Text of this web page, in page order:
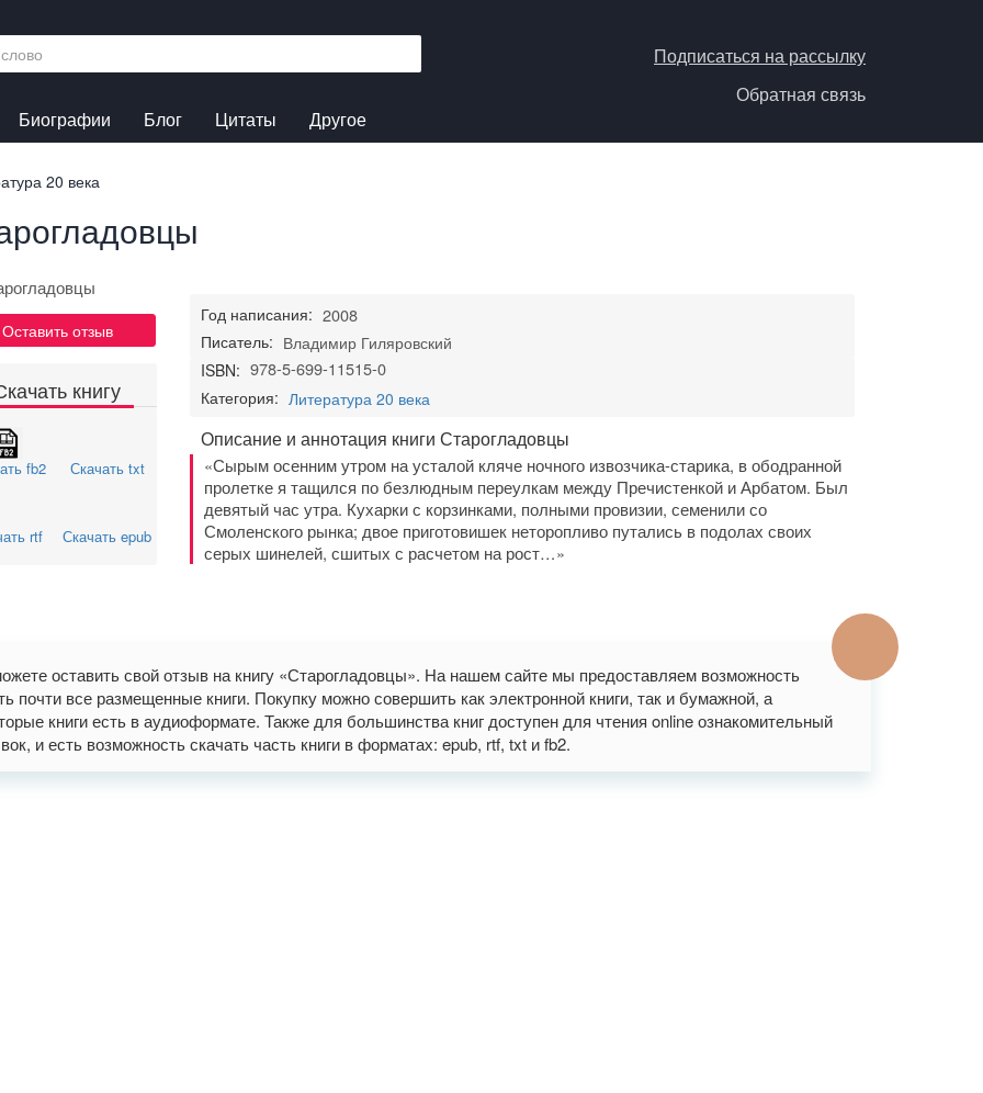
Подписаться на рассылку
Обратная связь
Биографии
Блог Цитаты Другое
20 века
Оставить отзыв
книгу
fb2 Скачать txt
rtf Скачать epub
Год написания: 2008
Писатель: Владимир Гиляровский
ISBN: 978-5-699-11515-0
Категория: Литература 20 века
Описание и аннотация книги Старогладовцы
«Сырым осенним утром на усталой кляче ночного извозчика-старика, в ободранной
пролетке я тащился по безлюдным переулкам между Пречистенкой и Арбатом. Был
девятый час утра. Кухарки с корзинками, полными провизии, семенили со
Смоленского рынка; двое приготовишек неторопливо путались в подолах своих
серых шинелей, сшитых с расчетом на рост…»
оставить свой отзыв на книгу «Старогладовцы». На нашем сайте мы предоставляем возможность
почти все размещенные книги. Покупку можно совершить как электронной книги, так и бумажной, а
книги есть в аудиоформате. Также для большинства книг доступен для чтения online ознакомительный
и есть возможность скачать часть книги в форматах: epub, rtf, txt и fb2.